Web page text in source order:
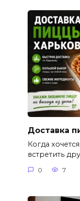
Доставка
Когда
встретить
0 7